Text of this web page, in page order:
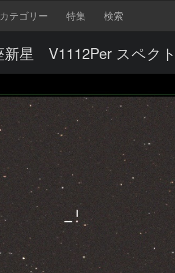
カテゴリー 特集 検索
新星 V1112Per スペク